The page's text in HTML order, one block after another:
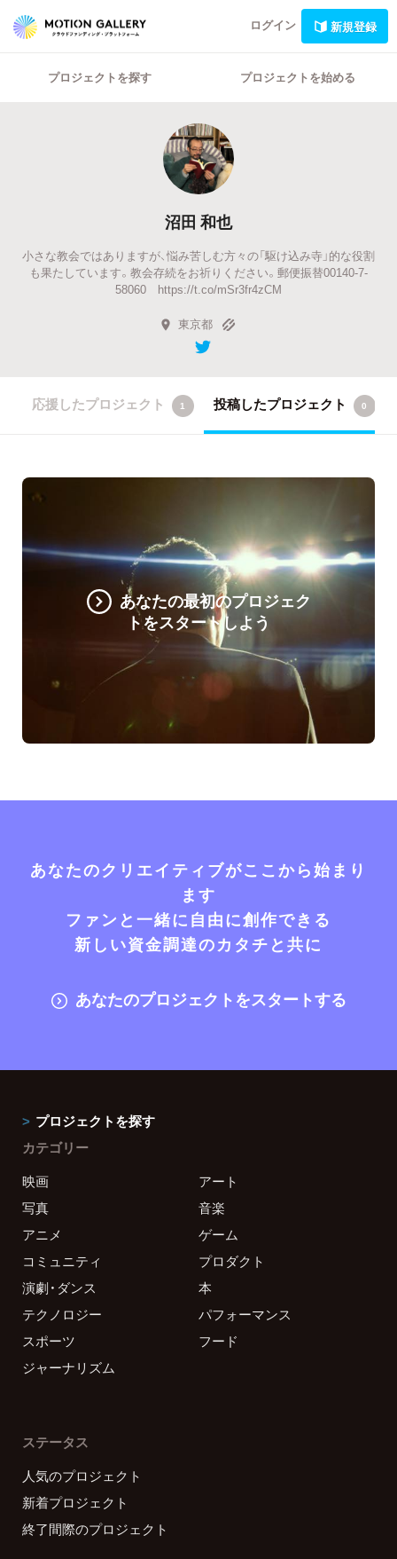
ログイン 新規登録
プロジェクトを探す プロジェクトを始める
沼田 和也
小さな教会ではありますが、悩み苦しむ方々の「駆け込み寺」的な役割
も果たしています。教会存続をお祈りください。郵便振替00140-7-
58060 https://t.co/mSr3fr4zCM
東京都
応援したプロジェクト 1 投稿したプロジェクト 0
あなたの最初のプロジェク
トをスタートしよう
あなたのクリエイティブがここから始まり
ます
ファンと一緒に自由に創作できる
新しい資金調達のカタチと共に
あなたのプロジェクトをスタートする
プロジェクトを探す
カテゴリー
映画
アート
写真
音楽
アニメ
ゲーム
コミュニティ
プロダクト
演劇・ダンス
本
テクノロジー
パフォーマンス
スポーツ
フード
ジャーナリズム
ステータス
人気のプロジェクト
新着プロジェクト
終了間際のプロジェクト